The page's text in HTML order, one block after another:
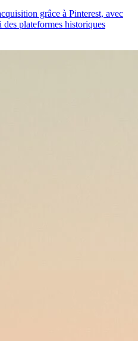
grâce à Pinterest, avec
plateformes historiques